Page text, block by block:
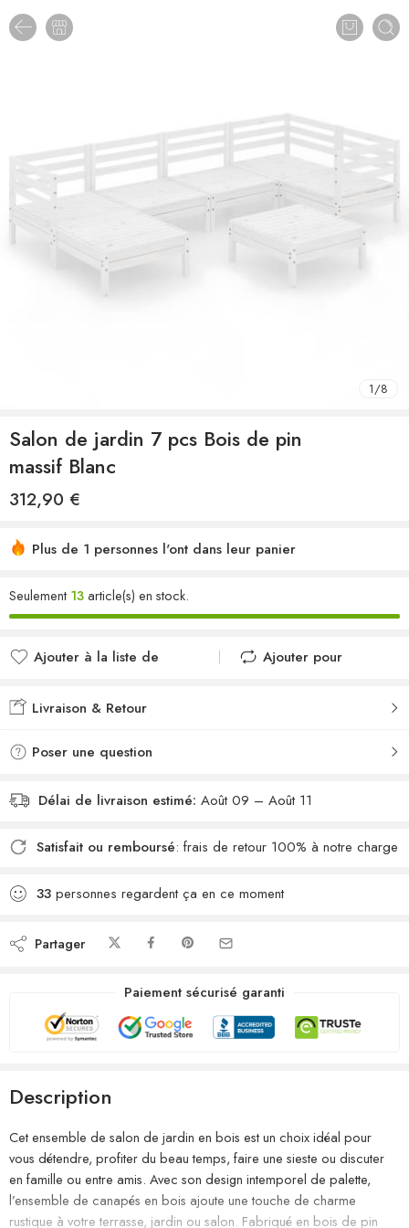
1/8
Salon de jardin 7 pcs Bois de pin
massif Blanc
312,90 €
Plus de 1 personnes l'ont dans leur panier
Seulement 13article(s) en stock.
Ajouter à la liste de
Ajouté à la liste de
Ajouter pour
Livraison & Retour
Poser une question
Délai de livraison estimé: Août 09 – Août 11
Satisfait ou remboursé: frais de retour 100% à notre charge
33 personnes regardent ça en ce moment
Partager
Paiement sécurisé garanti
Description
Cet ensemble de salon de jardin en bois est un choix idéal pour
vous détendre, profiter du beau temps, faire une sieste ou discuter
en famille ou entre amis. Avec son design intemporel de palette,
l’ensemble de canapés en bois ajoute une touche de charme
rustique à votre terrasse, jardin ou salon. Fabriqué en bois de pin